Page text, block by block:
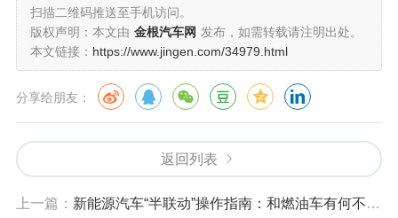
扫描二维码推送至手机访问。
版权声明：本文由 金根汽车网 发布，如需转载请注明出处。
本文链接： https://www.jingen.com/34979.html
分享给朋友：
返回列表
上一篇： 新能源汽车“半联动”操作指南：和燃油车有何不同？老司机教你这样起步不溜车